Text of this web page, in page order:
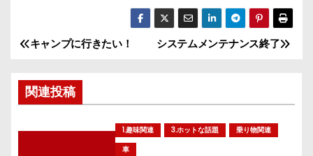
投
稿
ナ
ビ
システムメンテナンス終了
キャンプに行きたい！
関連投稿
1.趣味関連 3.ホットな話題
乗り物関連
車